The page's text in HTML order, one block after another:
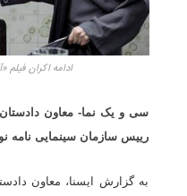
ادامه اکران فیلم
سی و یک نما- معاون
رییس سازمان سینمایی نامه
به گزارش ایسنا، معاون